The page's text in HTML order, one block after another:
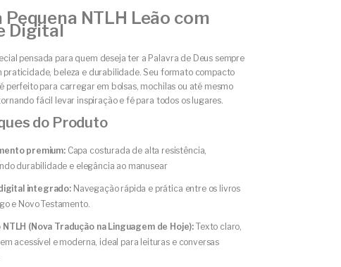
NTLH Leão com
Digital
pensada para quem deseja ter a Palavra de Deus sempre
praticidade, beleza e durabilidade. Seu formato compacto
é perfeito para carregar em bolsas, mochilas ou até mesmo
fácil levar inspiração e fé para todos os lugares.
do Produto
premium:Capa costurada de alta resistência,
durabilidade e elegância ao manusear
integrado: Navegação rápida e prática entre os livros
e Novo Testamento.
(Nova Tradução na Linguagem de Hoje): Texto claro,
acessível e moderna, ideal para leituras e conversas